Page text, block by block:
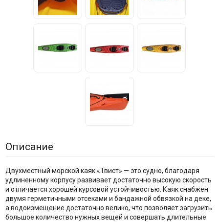
Описание
Двухместный морской каяк «Твист» — это судно, благодаря
удлиненному корпусу развивает достаточно высокую скорость
и отличается хорошей курсовой устойчивостью. Каяк снабжен
двумя герметичными отсеками и бандажной обвязкой на деке,
а водоизмещение достаточно велико, что позволяет загрузить
большое количество нужных вещей и совершать длительные